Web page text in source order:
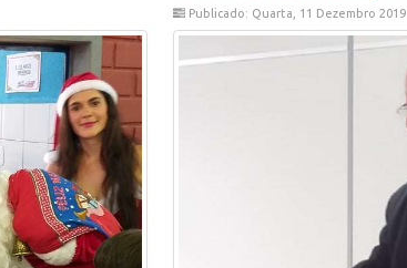
Publicado: Quarta, 11 Dezembro 2019